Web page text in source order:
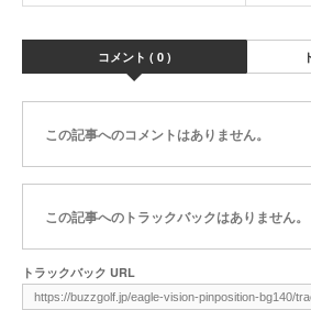
コメント ( 0 )
この記事へのコメントはありません。
この記事へのトラックバックはありません。
トラックバック URL